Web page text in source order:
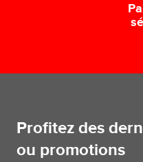
Profitez des
ou promotions